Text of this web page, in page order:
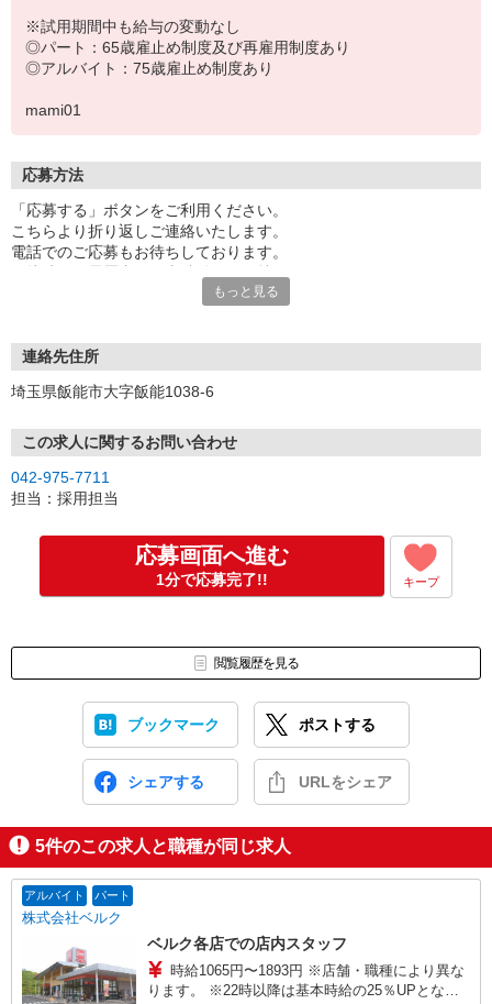
※試用期間中も給与の変動なし
◎パート：65歳雇止め制度及び再雇用制度あり
◎アルバイト：75歳雇止め制度あり
mami01
応募方法
「応募する」ボタンをご利用ください。
こちらより折り返しご連絡いたします。
電話でのご応募もお待ちしております。
もっと見る
連絡先住所
埼玉県飯能市大字飯能1038-6
この求人に関するお問い合わせ
042-975-7711
担当：採用担当
応募画面へ進む
1分で応募完了!! キープ
閲覧履歴を見る
ブックマーク ポストする
シェアする URLをシェア
5件のこの求人と職種が同じ求人
アルバイト パート
株式会社ベルク
ベルク各店での店内スタッフ
時給1065円〜1893円 ※店舗・職種により異な
ります。 ※22時以降は基本時給の25％UPとなり